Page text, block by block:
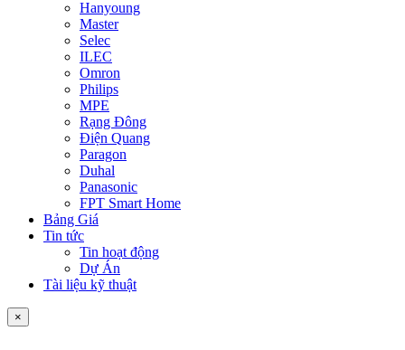
Hanyoung
Master
Selec
ILEC
Omron
Philips
MPE
Rạng Đông
Điện Quang
Paragon
Duhal
Panasonic
FPT Smart Home
Bảng Giá
Tin tức
Tin hoạt động
Dự Án
Tài liệu kỹ thuật
×